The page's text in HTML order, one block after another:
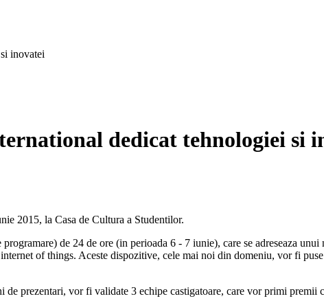
inovatei
dedicat tehnologiei si
2015, la Casa de Cultura a Studentilor.
de 24 de ore (in perioada 6 - 7 iunie), care se adreseaza
of things. Aceste dispozitive, cele mai noi din domeniu, vor fi
prezentari, vor fi validate 3 echipe castigatoare, care vor primi